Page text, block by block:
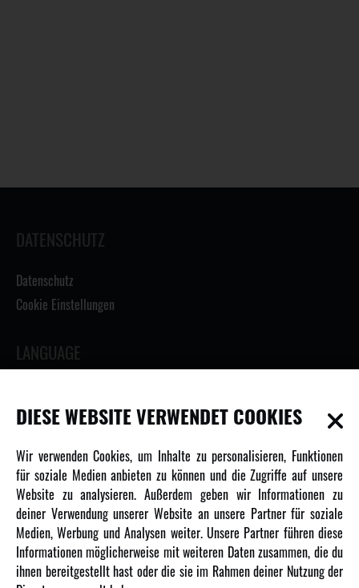
DATENSCHUTZ
Datenschutz
Cookie Einstellungen
LANGUAGE
INFORMATIONEN
Newsletter
Über uns
Karriere
Amewi Kataloge
DIESE WEBSITE VERWENDET COOKIES
Wir verwenden Cookies, um Inhalte zu personalisieren, Funktionen
für soziale Medien anbieten zu können und die Zugriffe auf unsere
Website zu analysieren. Außerdem geben wir Informationen zu
deiner Verwendung unserer Website an unsere Partner für soziale
Medien, Werbung und Analysen weiter. Unsere Partner führen diese
Informationen möglicherweise mit weiteren Daten zusammen, die du
ihnen bereitgestellt hast oder die sie im Rahmen deiner Nutzung der